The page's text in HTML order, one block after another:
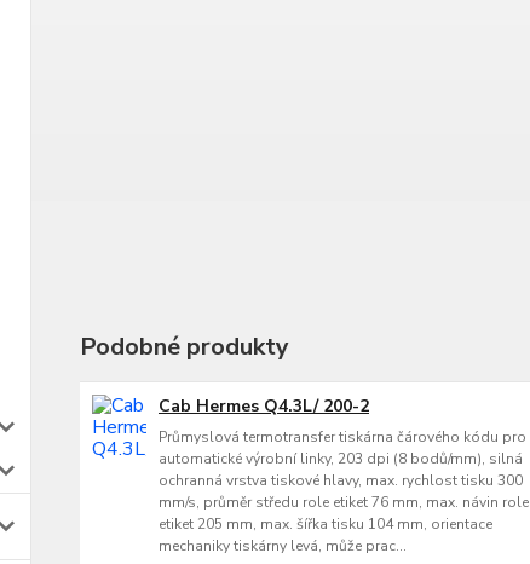
Podobné produkty
Cab Hermes Q4.3L/ 200-2
Průmyslová termotransfer tiskárna čárového kódu pro
automatické výrobní linky, 203 dpi (8 bodů/mm), silná
ochranná vrstva tiskové hlavy, max. rychlost tisku 300
mm/s, průměr středu role etiket 76 mm, max. návin role
etiket 205 mm, max. šířka tisku 104 mm, orientace
mechaniky tiskárny levá, může prac...